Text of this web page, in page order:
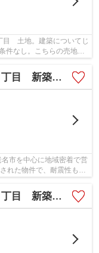
目 土地。建築についてじ
件なし。こちらの売地は
【仲介手数料無料】
市を中心に地域密着で営
れた物件で、耐震性も高
【仲介手数料無料】